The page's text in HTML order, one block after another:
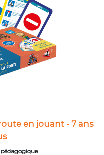
en jouant - 7 ans